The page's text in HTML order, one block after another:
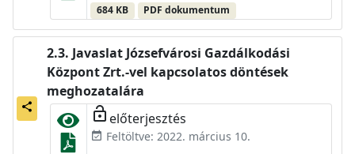
684 KB PDF dokumentum
share
Javaslat Józsefvárosi Gazdálkodási
Központ Zrt.-vel kapcsolatos döntések
meghozatalára
lock_open előterjesztés
event_available Feltöltve: 2022. március 10.